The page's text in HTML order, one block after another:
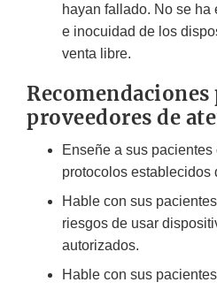
hayan fallado. No se
e inocuidad de los
venta libre.
Recomendaciones
proveedores de
Enseñe a sus
protocolos establecidos
Hable con sus
riesgos de usar
autorizados.
Hable con sus